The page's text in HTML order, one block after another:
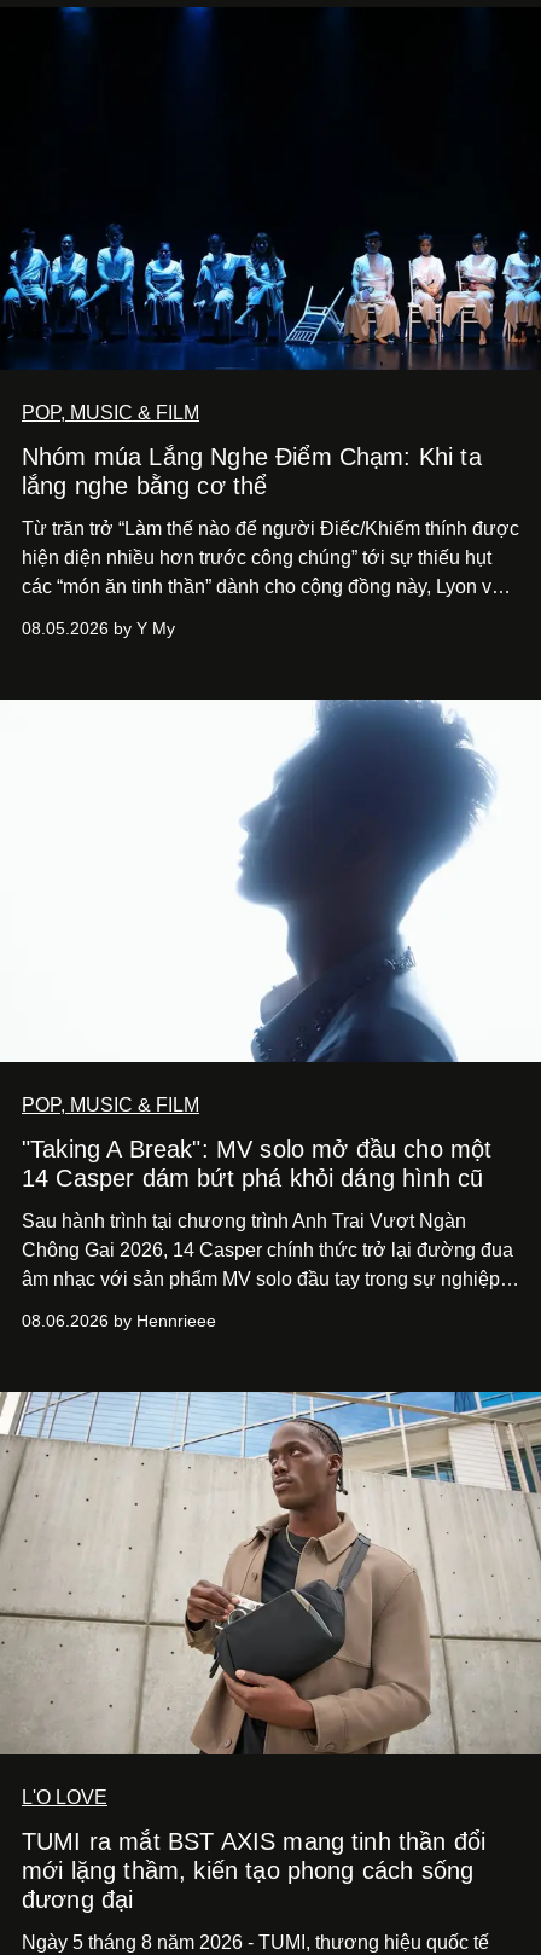
POP, MUSIC & FILM
Nhóm múa Lắng Nghe Điểm Chạm: Khi ta
lắng nghe bằng cơ thể
Từ trăn trở “Làm thế nào để người Điếc/Khiếm thính được
hiện diện nhiều hơn trước công chúng” tới sự thiếu hụt
các “món ăn tinh thần” dành cho cộng đồng này, Lyon và
08.05.2026 by Y My
POP, MUSIC & FILM
"Taking A Break": MV solo mở đầu cho một
14 Casper dám bứt phá khỏi dáng hình cũ
Sau hành trình tại chương trình Anh Trai Vượt Ngàn
Chông Gai 2026, 14 Casper chính thức trở lại đường đua
âm nhạc với sản phẩm MV solo đầu tay trong sự nghiệp -
của nam nghệ sĩ khi lần đầu tiên anh trình làng một MV
solo được đầu tư toàn diện từ sáng tác, sản xuất, trình
diễn đến hình ảnh.
08.06.2026 by Hennrieee
L'O LOVE
TUMI ra mắt BST AXIS mang tinh thần đổi
mới lặng thầm, kiến tạo phong cách sống
đương đại
Ngày 5 tháng 8 năm 2026 - TUMI, thương hiệu quốc tế